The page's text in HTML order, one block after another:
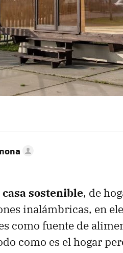
casa sostenible, de
inalámbricas, en
como fuente de
como es el hogar